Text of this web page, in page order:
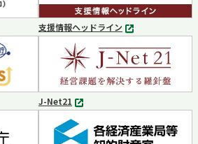
開
く
支援情報ヘッドライン
別
タ
ブ
で
開
く
J-Net21
別
タ
ブ